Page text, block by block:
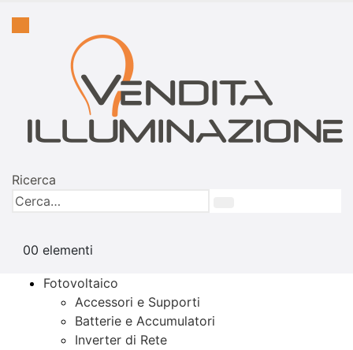
Ricerca
00 elementi
Fotovoltaico
Accessori e Supporti
Batterie e Accumulatori
Inverter di Rete